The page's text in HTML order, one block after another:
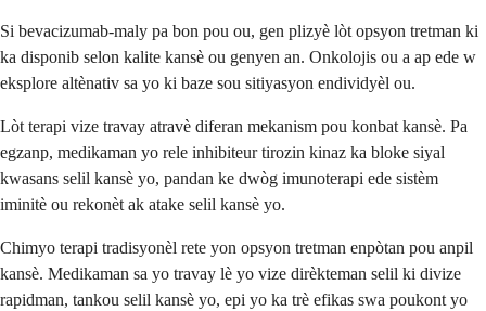
Si bevacizumab-maly pa bon pou ou, gen plizyè lòt opsyon tretman ki
ka disponib selon kalite kansè ou genyen an. Onkolojis ou a ap ede w
eksplore altènativ sa yo ki baze sou sitiyasyon endividyèl ou.
Lòt terapi vize travay atravè diferan mekanism pou konbat kansè. Pa
egzanp, medikaman yo rele inhibiteur tirozin kinaz ka bloke siyal
kwasans selil kansè yo, pandan ke dwòg imunoterapi ede sistèm
iminitè ou rekonèt ak atake selil kansè yo.
Chimyo terapi tradisyonèl rete yon opsyon tretman enpòtan pou anpil
kansè. Medikaman sa yo travay lè yo vize dirèkteman selil ki divize
rapidman, tankou selil kansè yo, epi yo ka trè efikas swa poukont yo